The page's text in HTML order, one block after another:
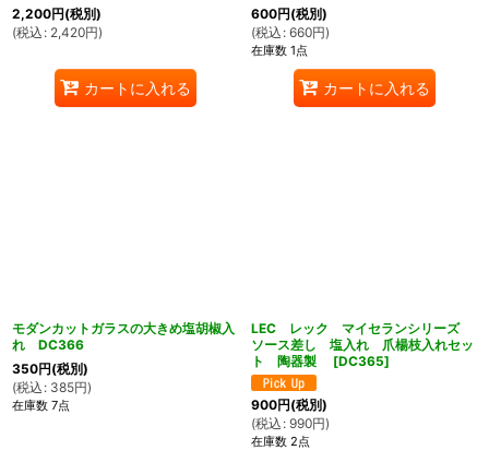
2,200円(税別)
(税込 : 2,420円)
カートに入れる
600円(税別)
(税込 : 660円)
在庫数 1点
カートに入れる
モダンカットガラスの大きめ塩胡椒入
れ DC366
350円(税別)
(税込 : 385円)
在庫数 7点
LEC レック マイセランシリーズ
ソース差し 塩入れ 爪楊枝入れセッ
ト 陶器製
[DC365]
900円(税別)
(税込 : 990円)
在庫数 2点